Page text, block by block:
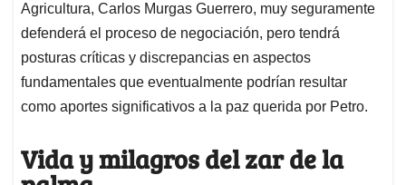
Agricultura, Carlos Murgas Guerrero, muy seguramente
defenderá el proceso de negociación, pero tendrá
posturas críticas y discrepancias en aspectos
fundamentales que eventualmente podrían resultar
como aportes significativos a la paz querida por Petro.
Vida y milagros del zar de la